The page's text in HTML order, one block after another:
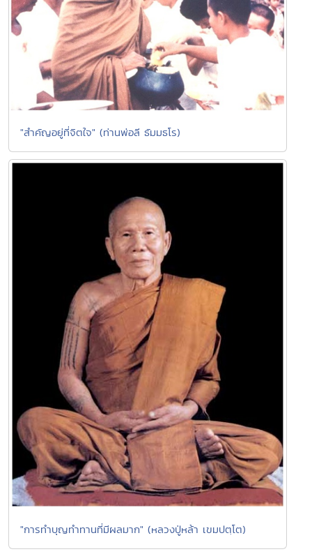
"สำคัญอยู่ที่จิตใจ" (ท่านพ่อลี ธัมมธโร)
"การทำบุญทำทานที่มีผลมาก" (หลวงปู่หล้า เขมปตฺโต)